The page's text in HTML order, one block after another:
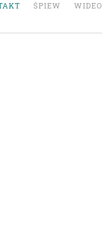
ŚPIEW WIDEO